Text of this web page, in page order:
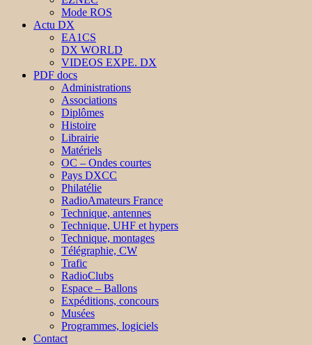
Mode ROS
Actu DX
EA1CS
DX WORLD
VIDEOS EXPE. DX
PDF docs
Administrations
Associations
Diplômes
Histoire
Librairie
Matériels
OC – Ondes courtes
Pays DXCC
Philatélie
RadioAmateurs France
Technique, antennes
Technique, UHF et hypers
Technique, montages
Télégraphie, CW
Trafic
RadioClubs
Espace – Ballons
Expéditions, concours
Musées
Programmes, logiciels
Contact